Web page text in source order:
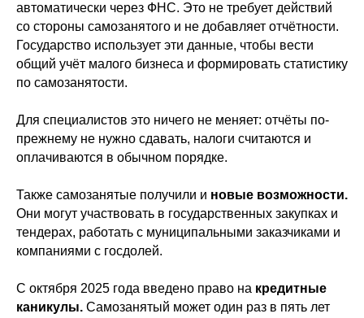
автоматически через ФНС. Это не требует действий
со стороны самозанятого и не добавляет отчётности.
Государство использует эти данные, чтобы вести
общий учёт малого бизнеса и формировать статистику
по самозанятости.
Для специалистов это ничего не меняет: отчёты по-
прежнему не нужно сдавать, налоги считаются и
оплачиваются в обычном порядке.
Также самозанятые получили и новые возможности.
Они могут участвовать в государственных закупках и
тендерах, работать с муниципальными заказчиками и
компаниями с госдолей.
С октября 2025 года введено право на кредитные
каникулы. Самозанятый может один раз в пять лет